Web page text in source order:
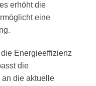
erhöht die
eine
Energieeffizienz
die
die aktuelle